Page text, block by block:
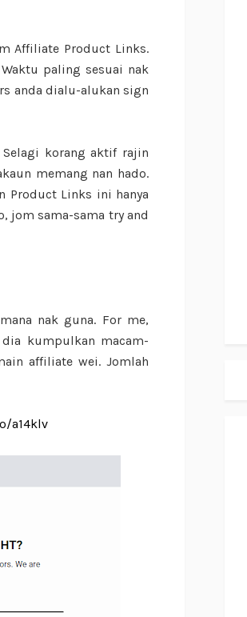
Affiliate Product Links.
paling sesuai nak
anda dialu-alukan sign
korang aktif rajin
memang nan hado.
Product Links ini hanya
jom sama-sama try and
nak guna. For me,
kumpulkan macam-
affiliate wei. Jomlah
a14klv